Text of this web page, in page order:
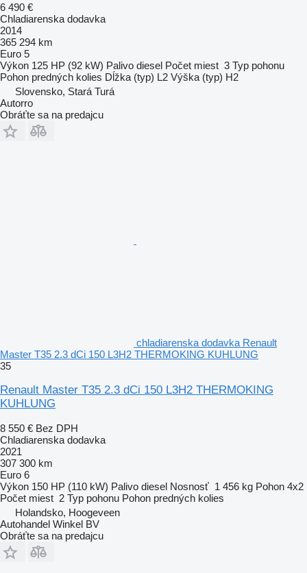
6 490 €
Chladiarenska dodavka
2014
365 294 km
Euro 5
Výkon 125 HP (92 kW) Palivo diesel Počet miest 3 Typ pohonu
Pohon predných kolies Dĺžka (typ) L2 Výška (typ) H2
Slovensko, Stará Turá
Autorro
Obráťte sa na predajcu
chladiarenska dodavka Renault
Master T35 2.3 dCi 150 L3H2 THERMOKING KUHLUNG
35
Renault Master T35 2.3 dCi 150 L3H2 THERMOKING
KUHLUNG
8 550 € Bez DPH
Chladiarenska dodavka
2021
307 300 km
Euro 6
Výkon 150 HP (110 kW) Palivo diesel Nosnosť 1 456 kg Pohon 4x2
Počet miest 2 Typ pohonu Pohon predných kolies
Holandsko, Hoogeveen
Autohandel Winkel BV
Obráťte sa na predajcu